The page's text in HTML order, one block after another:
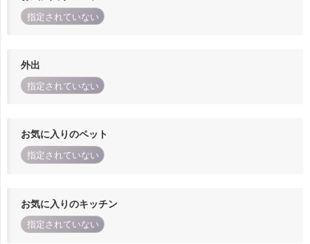
指定されていない
外出
指定されていない
お気に入りのペット
指定されていない
お気に入りのキッチン
指定されていない